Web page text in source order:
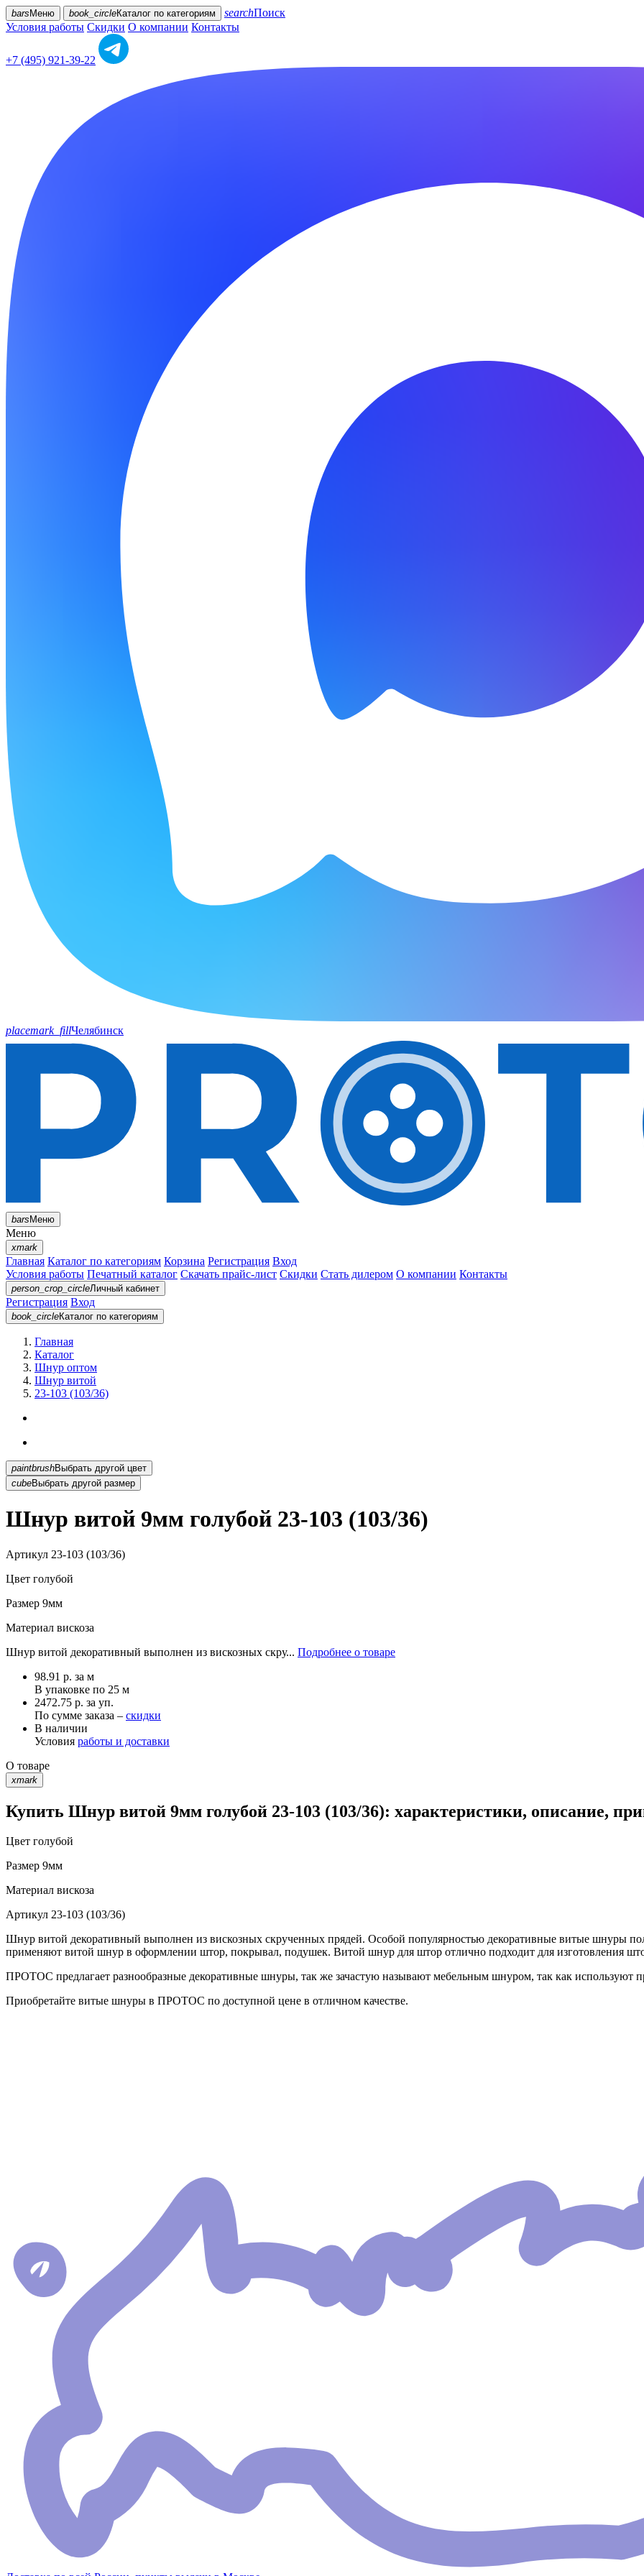
bars Меню book_circleКаталог по категориям searchПоиск
Условия работы Скидки О компании Контакты
+7 (495) 921-39-22
placemark_fillЧелябинск
barsМеню
Меню
xmark
Главная Каталог по категориям Корзина Регистрация Вход
Условия работы Печатный каталог Скачать прайс-лист Скидки Стать дилером О компании Контакты
person_crop_circleЛичный кабинет
Регистрация Вход
book_circleКаталог по категориям
Главная
Каталог
Шнур оптом
Шнур витой
23-103 (103/36)
paintbrush
Выбрать другой цвет
cubeВыбрать другой размер
Шнур витой 9мм голубой 23-103 (103/36)
Артикул 23-103 (103/36)
Цвет голубой
Размер 9мм
Материал вискоза
Шнур витой декоративный выполнен из вискозных скру... Подробнее о товаре
98.91 р. за м
В упаковке по 25 м
2472.75 р. за уп.
По сумме заказа – скидки
В наличии
Условия работы и доставки
О товаре
xmark
Купить Шнур витой 9мм голубой 23-103 (103/36): характеристики, описание,
Цвет голубой
Размер 9мм
Материал вискоза
Артикул 23-103 (103/36)
Шнур витой декоративный выполнен из вискозных скрученных прядей. Особой популярностью декоративные витые шнуры
применяют витой шнур в оформлении штор, покрывал, подушек. Витой шнур для штор отлично подходит для изготовления
ПРОТОС предлагает разнообразные декоративные шнуры, так же зачастую называют мебельным шнуром, так как используют
Приобретайте витые шнуры в ПРОТОС по доступной цене в отличном качестве.